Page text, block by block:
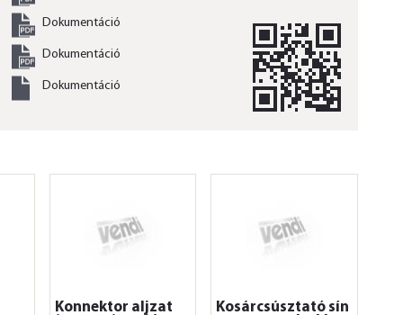
Dokumentáció
Dokumentáció
Dokumentáció
Konnektor aljzat
Kosárcsúsztató sín